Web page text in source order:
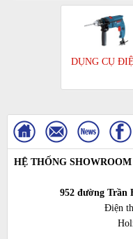
DỤNG CỤ
HỆ THỐNG
952 đường Trần
Điện